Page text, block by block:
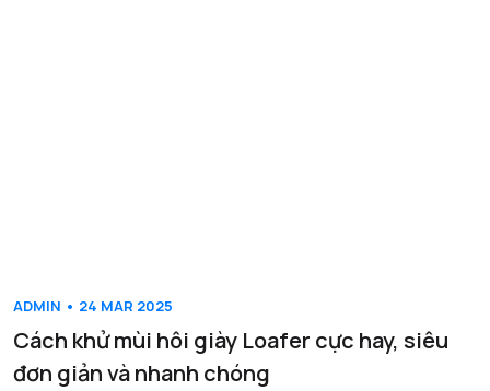
ADMIN • 24 MAR 2025
Cách khử mùi hôi giày Loafer cực hay, siêu
đơn giản và nhanh chóng